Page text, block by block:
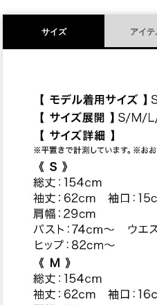
サイズ アイ